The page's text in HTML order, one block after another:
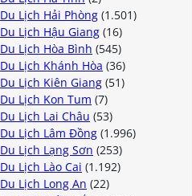
Du Lịch Hải Phòng (1.501)
Du Lịch Hậu Giang (16)
Du Lịch Hòa Bình (545)
Du Lịch Khánh Hòa (36)
Du Lịch Kiên Giang (51)
Du Lịch Kon Tum (7)
Du Lịch Lai Châu (53)
Du Lịch Lâm Đồng (1.996)
Du Lịch Lạng Sơn (253)
Du Lịch Lào Cai (1.192)
Du Lịch Long An (22)